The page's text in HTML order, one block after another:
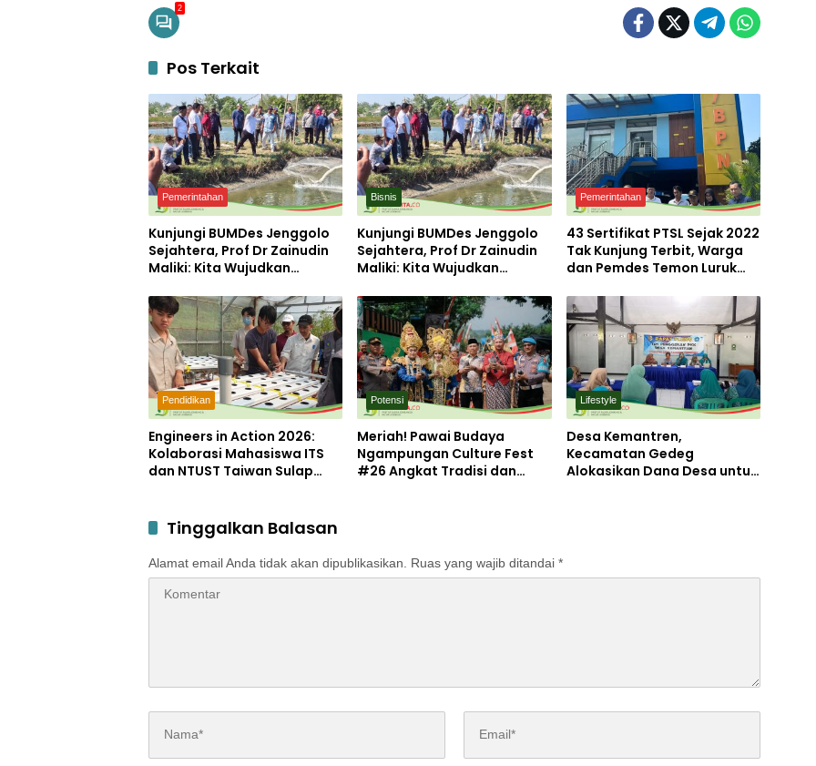
2
Pos Terkait
Pemerintahan
Kunjungi BUMDes Jenggolo
Sejahtera, Prof Dr Zainudin
Maliki: Kita Wujudkan
dengan Potensi Desa
Bisnis
Kunjungi BUMDes Jenggolo
Sejahtera, Prof Dr Zainudin
Maliki: Kita Wujudkan
dengan Potensi Desa
Pemerintahan
43 Sertifikat PTSL Sejak 2022
Tak Kunjung Terbit, Warga
dan Pemdes Temon Luruk
Pendidikan
Engineers in Action 2026:
Kolaborasi Mahasiswa ITS
dan NTUST Taiwan Sulap
Berkelanjutan
Potensi
Meriah! Pawai Budaya
Ngampungan Culture Fest
#26 Angkat Tradisi dan
Lifestyle
Desa Kemantren,
Kecamatan Gedeg
Alokasikan Dana Desa untuk
Tinggalkan Balasan
Alamat email Anda tidak akan dipublikasikan. Ruas yang wajib ditandai *